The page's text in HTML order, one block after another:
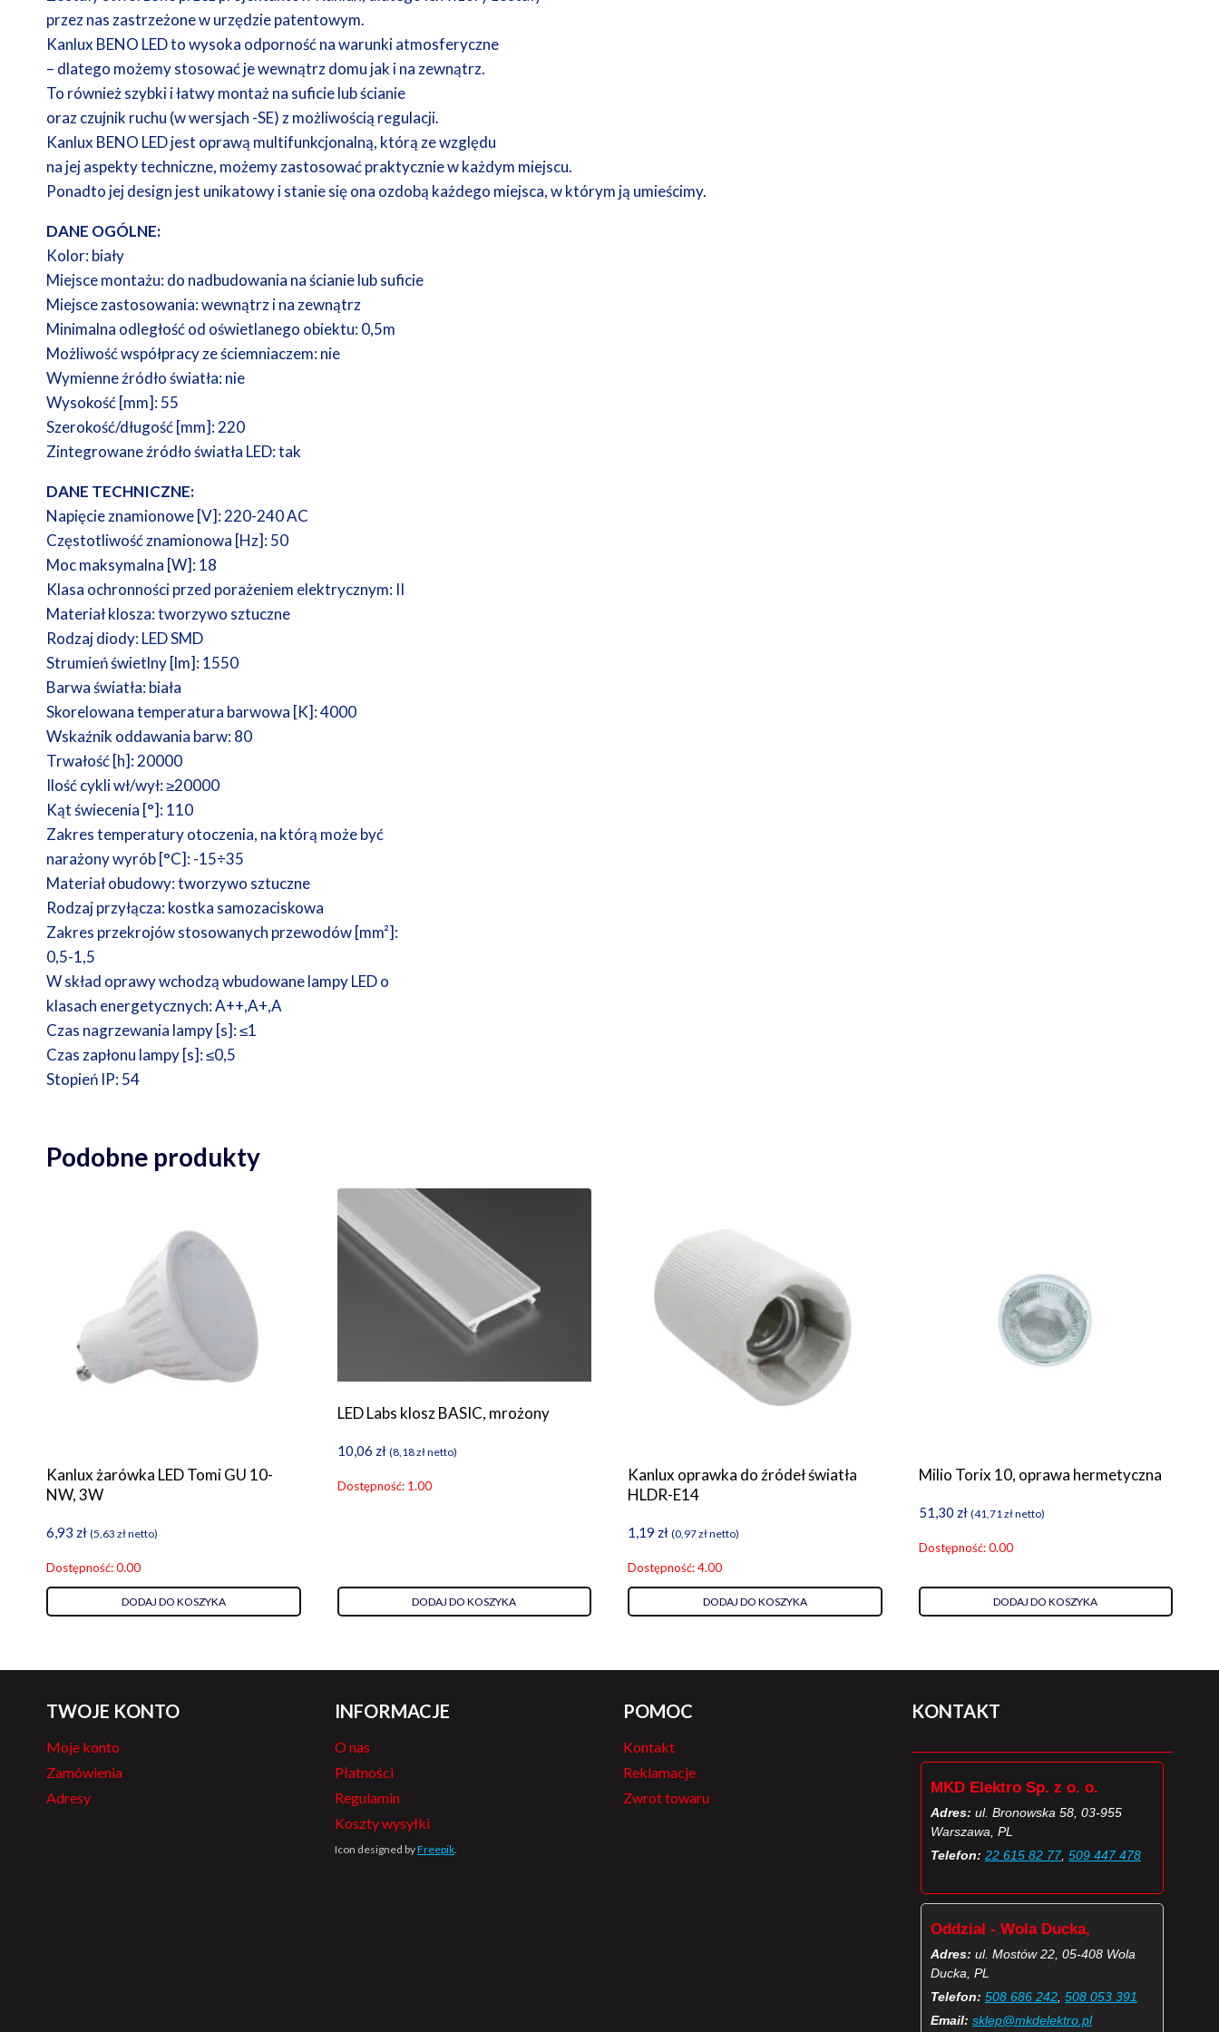
przez nas zastrzeżone w urzędzie patentowym.
Kanlux BENO LED to wysoka odporność na warunki atmosferyczne
– dlatego możemy stosować je wewnątrz domu jak i na zewnątrz.
To również szybki i łatwy montaż na suficie lub ścianie
oraz czujnik ruchu (w wersjach -SE) z możliwością regulacji.
Kanlux BENO LED jest oprawą multifunkcjonalną, którą ze względu
na jej aspekty techniczne, możemy zastosować praktycznie w każdym miejscu.
Ponadto jej design jest unikatowy i stanie się ona ozdobą każdego miejsca, w którym ją umieścimy.
DANE OGÓLNE:
Kolor: biały
Miejsce montażu: do nadbudowania na ścianie lub suficie
Miejsce zastosowania: wewnątrz i na zewnątrz
Minimalna odległość od oświetlanego obiektu: 0,5m
Możliwość współpracy ze ściemniaczem: nie
Wymienne źródło światła: nie
Wysokość [mm]: 55
Szerokość/długość [mm]: 220
Zintegrowane źródło światła LED: tak
DANE TECHNICZNE:
Napięcie znamionowe [V]: 220-240 AC
Częstotliwość znamionowa [Hz]: 50
Moc maksymalna [W]: 18
Klasa ochronności przed porażeniem elektrycznym: II
Materiał klosza: tworzywo sztuczne
Rodzaj diody: LED SMD
Strumień świetlny [lm]: 1550
Barwa światła: biała
Skorelowana temperatura barwowa [K]: 4000
Wskaźnik oddawania barw: 80
Trwałość [h]: 20000
Ilość cykli wł/wył: ≥20000
Kąt świecenia [°]: 110
Zakres temperatury otoczenia, na którą może być
narażony wyrób [°C]: -15÷35
Materiał obudowy: tworzywo sztuczne
Rodzaj przyłącza: kostka samozaciskowa
Zakres przekrojów stosowanych przewodów [mm²]:
0,5-1,5
W skład oprawy wchodzą wbudowane lampy LED o
klasach energetycznych: A++,A+,A
Czas nagrzewania lampy [s]: ≤1
Czas zapłonu lampy [s]: ≤0,5
Stopień IP: 54
Podobne produkty
Kanlux żarówka LED Tomi GU 10-
NW, 3W
6,93 zł (5,63 złnetto)
Dostępność: 0.00
DODAJ DO KOSZYKA
LED Labs klosz BASIC, mrożony
10,06 zł (8,18złnetto)
Dostępność: 1.00
DODAJ DO KOSZYKA
Kanlux oprawka do źródeł światła
HLDR-E14
1,19 zł (0,97złnetto)
Dostępność: 4.00
DODAJ DO KOSZYKA
Milio Torix 10, oprawa hermetyczna
51,30 zł (41,71 złnetto)
Dostępność: 0.00
DODAJ DO KOSZYKA
TWOJE KONTO
Moje konto
Zamówienia
Adresy
INFORMACJE
O nas
Płatności
Regulamin
Koszty wysyłki
Icon designed byFreepik
POMOC
Kontakt
Reklamacje
Zwrot towaru
KONTAKT
MKD Elektro Sp. z o. o.
Adres: ul. Bronowska 58, 03-955
Warszawa, PL
Telefon: 22 615 82 77, 509 447 478
Oddział - Wola Ducka,
Adres: ul. Mostów 22, 05-408 Wola
Ducka, PL
Telefon: 508 686 242 508 053 391
Email: sklep@mkdelektro.pl